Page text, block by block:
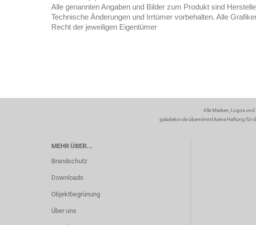
Alle genannten Angaben und Bilder zum Produkt sind
Technische Änderungen und Irrtümer vorbehalten. Alle
Recht der jeweiligen Eigentümer
Alle Marken, Logos
galadekor.de übernimmt keine Haftung für
MEHR ÜBER...
Brandschutz
Downloads
Objektbegrünung
Über uns